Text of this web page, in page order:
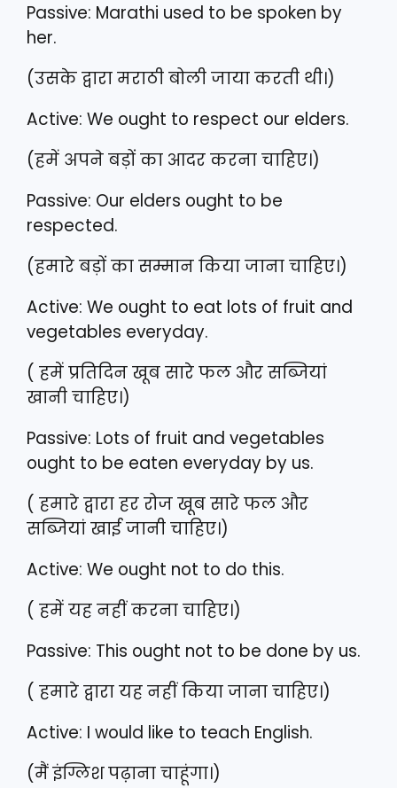
Passive: Marathi used to be spoken by
her.
(उसके द्वारा मराठी बोली जाया करती थी।)
Active: We ought to respect our elders.
(हमें अपने बड़ों का आदर करना चाहिए।)
Passive: Our elders ought to be
respected.
(हमारे बड़ों का सम्मान किया जाना चाहिए।)
Active: We ought to eat lots of fruit and
vegetables everyday.
( हमें प्रतिदिन खूब सारे फल और सब्जियां
खानी चाहिए।)
Passive: Lots of fruit and vegetables
ought to be eaten everyday by us.
( हमारे द्वारा हर रोज खूब सारे फल और
सब्जियां खाई जानी चाहिए।)
Active: We ought not to do this.
( हमें यह नहीं करना चाहिए।)
Passive: This ought not to be done by us.
( हमारे द्वारा यह नहीं किया जाना चाहिए।)
Active: I would like to teach English.
(मैं इंग्लिश पढ़ाना चाहूंगा।)